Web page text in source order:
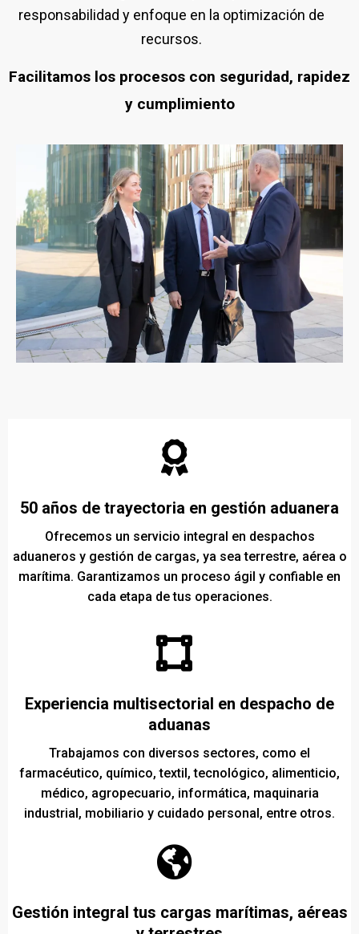
responsabilidad y enfoque en la optimización de
recursos.
Facilitamos los procesos con seguridad, rapidez
y cumplimiento
50 años de trayectoria en gestión aduanera
Ofrecemos un servicio integral en despachos
aduaneros y gestión de cargas, ya sea terrestre, aérea o
marítima. Garantizamos un proceso ágil y confiable en
cada etapa de tus operaciones.
Experiencia multisectorial en despacho de
aduanas
Trabajamos con diversos sectores, como el
farmacéutico, químico, textil, tecnológico, alimenticio,
médico, agropecuario, informática, maquinaria
industrial, mobiliario y cuidado personal, entre otros.
Gestión integral tus cargas marítimas, aéreas